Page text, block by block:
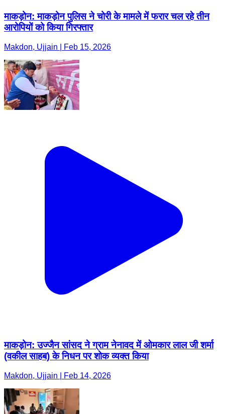
माकड़ोन: माकड़ोन पुलिस ने चोरी के मामले में फरार चल रहे तीन
आरोपियों को किया गिरफ्तार
Makdon, Ujjain | Feb 15, 2026
माकड़ोन: उज्जैन सांसद ने ग्राम नेनावद में ओमकार लाल जी शर्मा
(वकील साहब) के निधन पर शोक व्यक्त किया
Makdon, Ujjain | Feb 14, 2026